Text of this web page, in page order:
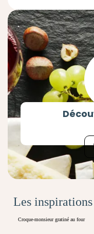
Les
Croque-monsieur gratiné au four